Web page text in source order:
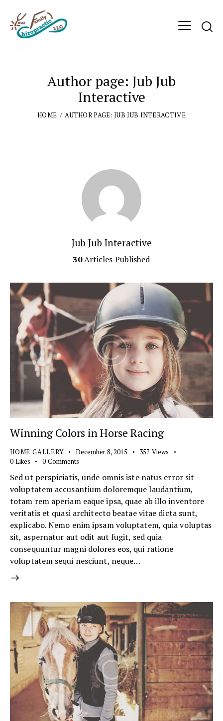
Author page: Jub Jub
Interactive
HOME AUTHOR PAGE: JUB JUB INTERACTIVE
Jub Jub Interactive
30Articles Published
Winning Colors in Horse Racing
HOME GALLERY December 8, 2015 357 Views
0 Likes 0 Comments
Sed ut perspiciatis, unde omnis iste natus error sit
voluptatem accusantium doloremque laudantium,
totam rem aperiam eaque ipsa, quae ab illo inventore
veritatis et quasi architecto beatae vitae dicta sunt,
explicabo. Nemo enim ipsam voluptatem, quia voluptas
sit, aspernatur aut odit aut fugit, sed quia
consequuntur magni dolores eos, qui ratione
voluptatem sequi nesciunt, neque…